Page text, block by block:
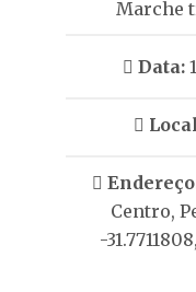
Marche
Data:
Centro,
-